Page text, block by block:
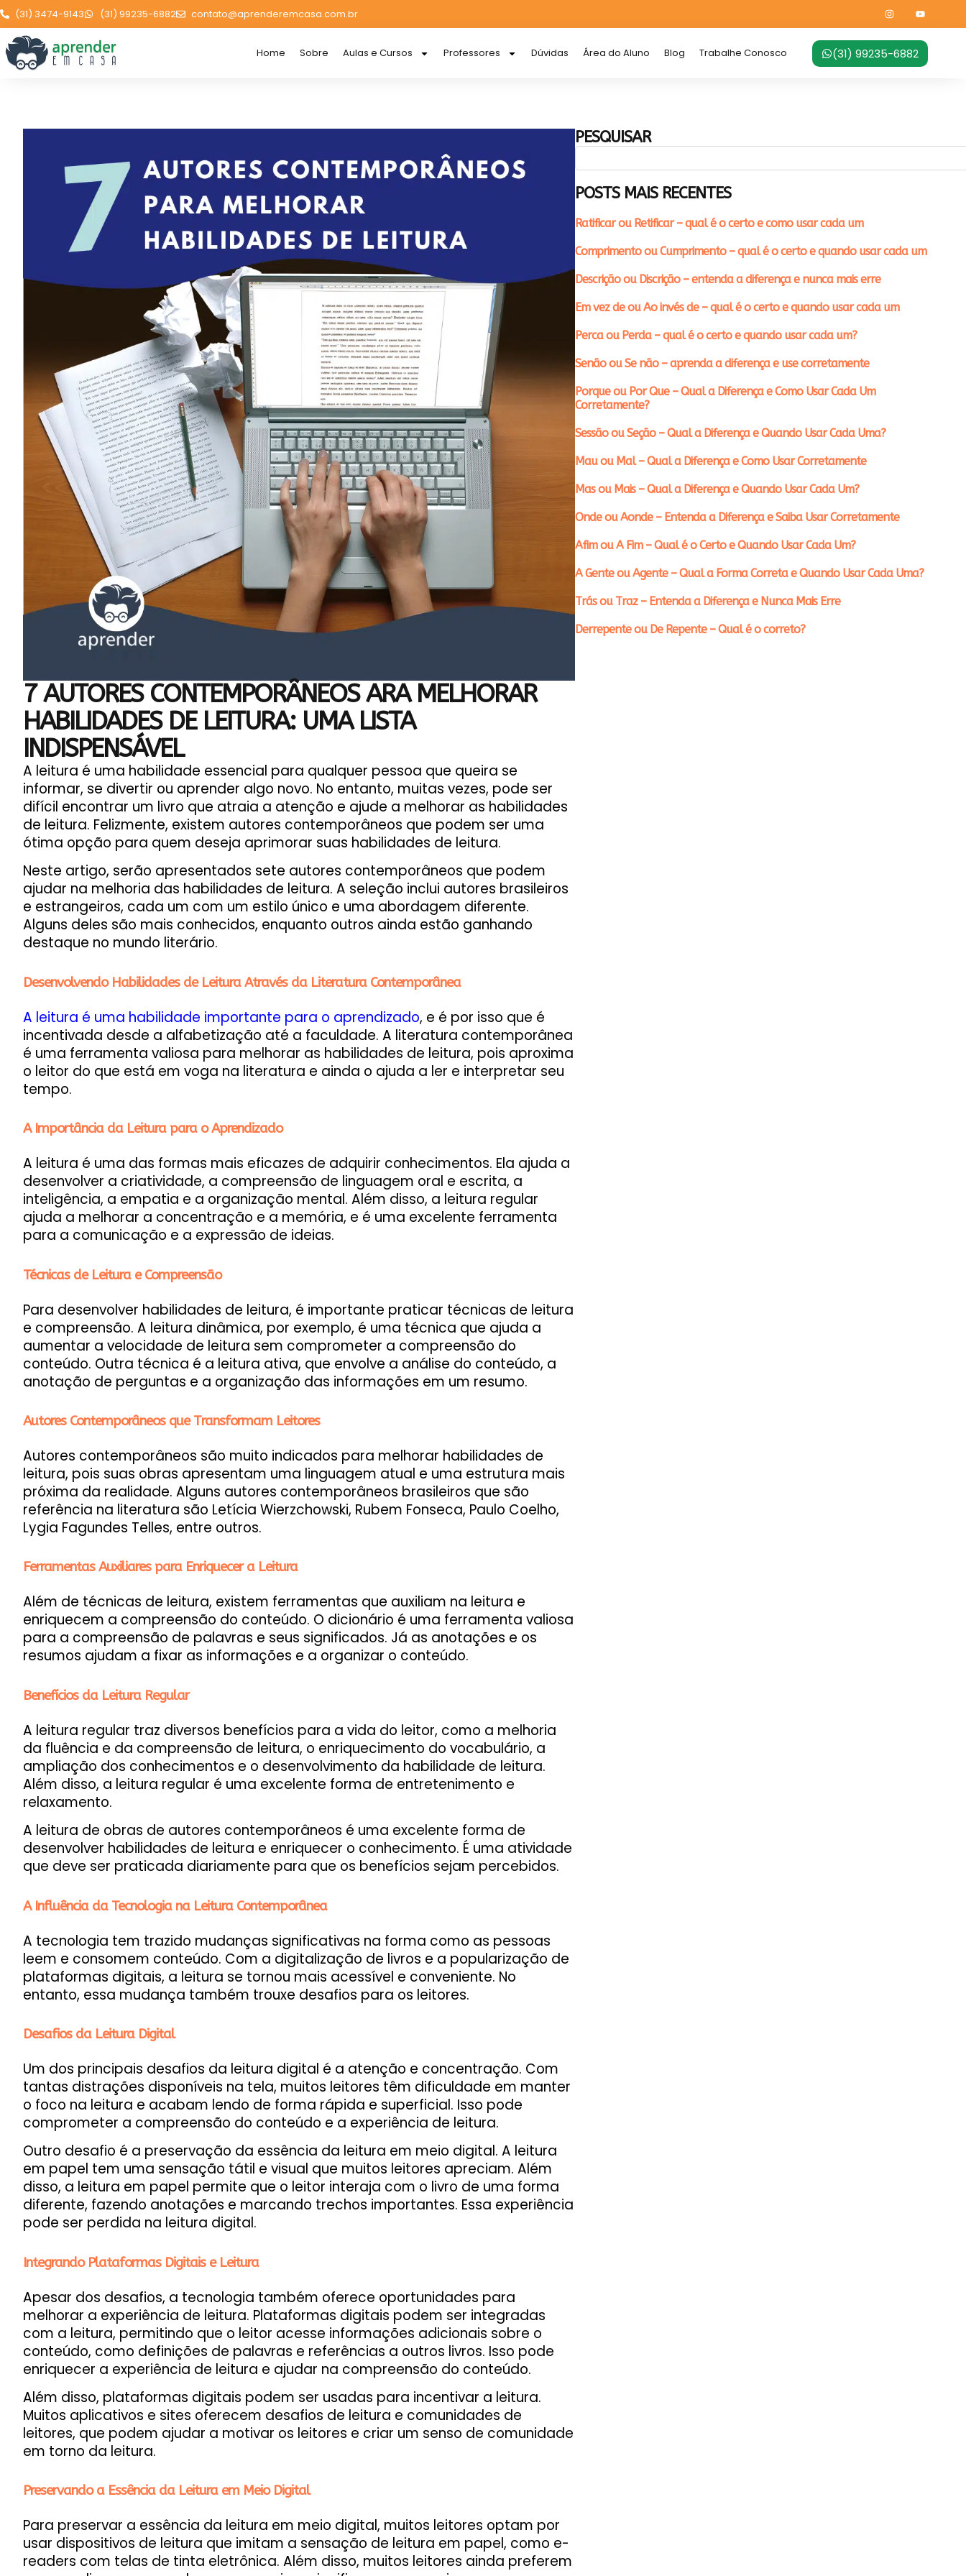
(31) 3474-9143 (31) 99235-6882 contato@aprenderemcasa.com.br
Home Sobre Aulas e Cursos Professores Dúvidas Área do Aluno Blog Trabalhe Conosco (31) 99235-6882
7 AUTORES CONTEMPORÂNEOS ARA MELHORAR
HABILIDADES DE LEITURA: UMA LISTA
INDISPENSÁVEL
A leitura é uma habilidade essencial para qualquer pessoa que queira se
informar, se divertir ou aprender algo novo. No entanto, muitas vezes, pode ser
difícil encontrar um livro que atraia a atenção e ajude a melhorar as habilidades
de leitura. Felizmente, existem autores contemporâneos que podem ser uma
ótima opção para quem deseja aprimorar suas habilidades de leitura.
Neste artigo, serão apresentados sete autores contemporâneos que podem
ajudar na melhoria das habilidades de leitura. A seleção inclui autores brasileiros
e estrangeiros, cada um com um estilo único e uma abordagem diferente.
Alguns deles são mais conhecidos, enquanto outros ainda estão ganhando
destaque no mundo literário.
Desenvolvendo Habilidades de Leitura Através da Literatura Contemporânea
A leitura é uma habilidade importante para o aprendizado, e é por isso que é
incentivada desde a alfabetização até a faculdade. A literatura contemporânea
é uma ferramenta valiosa para melhorar as habilidades de leitura, pois aproxima
o leitor do que está em voga na literatura e ainda o ajuda a ler e interpretar seu
tempo.
A Importância da Leitura para o Aprendizado
A leitura é uma das formas mais eficazes de adquirir conhecimentos. Ela ajuda a
desenvolver a criatividade, a compreensão de linguagem oral e escrita, a
inteligência, a empatia e a organização mental. Além disso, a leitura regular
ajuda a melhorar a concentração e a memória, e é uma excelente ferramenta
para a comunicação e a expressão de ideias.
Técnicas de Leitura e Compreensão
Para desenvolver habilidades de leitura, é importante praticar técnicas de leitura
e compreensão. A leitura dinâmica, por exemplo, é uma técnica que ajuda a
aumentar a velocidade de leitura sem comprometer a compreensão do
conteúdo. Outra técnica é a leitura ativa, que envolve a análise do conteúdo, a
anotação de perguntas e a organização das informações em um resumo.
Autores Contemporâneos que Transformam Leitores
Autores contemporâneos são muito indicados para melhorar habilidades de
leitura, pois suas obras apresentam uma linguagem atual e uma estrutura mais
próxima da realidade. Alguns autores contemporâneos brasileiros que são
referência na literatura são Letícia Wierzchowski, Rubem Fonseca, Paulo Coelho,
Lygia Fagundes Telles, entre outros.
Ferramentas Auxiliares para Enriquecer a Leitura
Além de técnicas de leitura, existem ferramentas que auxiliam na leitura e
enriquecem a compreensão do conteúdo. O dicionário é uma ferramenta valiosa
para a compreensão de palavras e seus significados. Já as anotações e os
resumos ajudam a fixar as informações e a organizar o conteúdo.
Benefícios da Leitura Regular
A leitura regular traz diversos benefícios para a vida do leitor, como a melhoria
da fluência e da compreensão de leitura, o enriquecimento do vocabulário, a
ampliação dos conhecimentos e o desenvolvimento da habilidade de leitura.
Além disso, a leitura regular é uma excelente forma de entretenimento e
relaxamento.
A leitura de obras de autores contemporâneos é uma excelente forma de
desenvolver habilidades de leitura e enriquecer o conhecimento. É uma atividade
que deve ser praticada diariamente para que os benefícios sejam percebidos.
A Influência da Tecnologia na Leitura Contemporânea
A tecnologia tem trazido mudanças significativas na forma como as pessoas
leem e consomem conteúdo. Com a digitalização de livros e a popularização de
plataformas digitais, a leitura se tornou mais acessível e conveniente. No
entanto, essa mudança também trouxe desafios para os leitores.
Desafios da Leitura Digital
Um dos principais desafios da leitura digital é a atenção e concentração. Com
tantas distrações disponíveis na tela, muitos leitores têm dificuldade em manter
o foco na leitura e acabam lendo de forma rápida e superficial. Isso pode
comprometer a compreensão do conteúdo e a experiência de leitura.
Outro desafio é a preservação da essência da leitura em meio digital. A leitura
em papel tem uma sensação tátil e visual que muitos leitores apreciam. Além
disso, a leitura em papel permite que o leitor interaja com o livro de uma forma
diferente, fazendo anotações e marcando trechos importantes. Essa experiência
pode ser perdida na leitura digital.
Integrando Plataformas Digitais e Leitura
Apesar dos desafios, a tecnologia também oferece oportunidades para
melhorar a experiência de leitura. Plataformas digitais podem ser integradas
com a leitura, permitindo que o leitor acesse informações adicionais sobre o
conteúdo, como definições de palavras e referências a outros livros. Isso pode
enriquecer a experiência de leitura e ajudar na compreensão do conteúdo.
Além disso, plataformas digitais podem ser usadas para incentivar a leitura.
Muitos aplicativos e sites oferecem desafios de leitura e comunidades de
leitores, que podem ajudar a motivar os leitores e criar um senso de comunidade
em torno da leitura.
Preservando a Essência da Leitura em Meio Digital
Para preservar a essência da leitura em meio digital, muitos leitores optam por
usar dispositivos de leitura que imitam a sensação de leitura em papel, como e-
readers com telas de tinta eletrônica. Além disso, muitos leitores ainda preferem
PESQUISAR
POSTS MAIS RECENTES
Ratificar ou Retificar – qual é o certo e como usar cada um
Comprimento ou Cumprimento – qual é o certo e quando usar cada um
Descrição ou Discrição – entenda a diferença e nunca mais erre
Em vez de ou Ao invés de – qual é o certo e quando usar cada um
Perca ou Perda – qual é o certo e quando usar cada um?
Senão ou Se não – aprenda a diferença e use corretamente
Porque ou Por Que – Qual a Diferença e Como Usar Cada Um
Corretamente?
Sessão ou Seção – Qual a Diferença e Quando Usar Cada Uma?
Mau ou Mal – Qual a Diferença e Como Usar Corretamente
Mas ou Mais – Qual a Diferença e Quando Usar Cada Um?
Onde ou Aonde – Entenda a Diferença e Saiba Usar Corretamente
Afim ou A Fim – Qual é o Certo e Quando Usar Cada Um?
A Gente ou Agente – Qual a Forma Correta e Quando Usar Cada Uma?
Trás ou Traz – Entenda a Diferença e Nunca Mais Erre
Derrepente ou De Repente – Qual é o correto?